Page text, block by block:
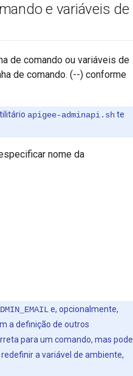
e variáveis de
de comando ou variáveis de
de comando. (--) conforme
apigee-adminapi.shte
nome da
e, opcionalmente,
a definição de outros
para um comando, mas pode
a variável de ambiente,